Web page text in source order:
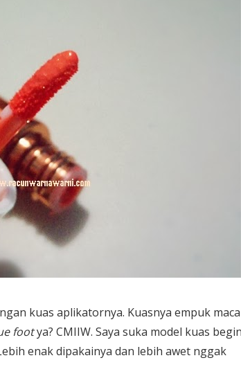
kuas aplikatornya. Kuasnya empuk
footya? CMIIW. Saya suka model kuas
enak dipakainya dan lebih awet nggak